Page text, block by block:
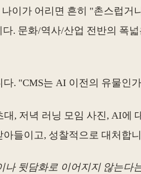
이가 어리면 흔히 "촌스럽거
. 문화/역사/산업 전반의 폭
. "CMS는 AI 이전의 유물인
, 저녁 러닝 모임 사진, AI에
들이고, 성찰적으로 대처합
뒷담화로 이어지지 않는다